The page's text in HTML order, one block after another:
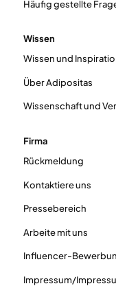
Häufig gestellte
Wissen
Wissen und
Über Adipositas
Wissenschaft und
Firma
Rückmeldung
Kontaktiere uns
Pressebereich
Arbeite mit uns
Influencer-
Impressum/